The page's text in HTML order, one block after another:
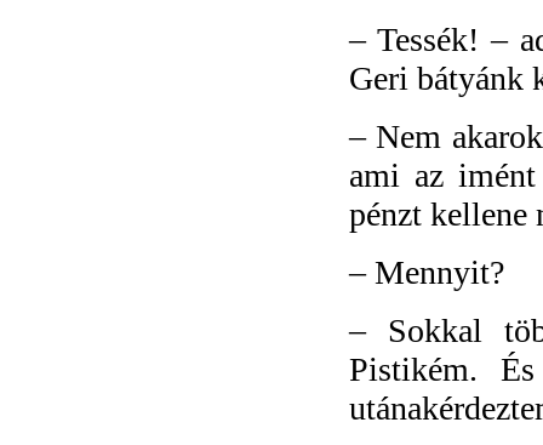
– Tessék! –
Geri bátyánk
–Nem
ami az
pénzt kellene
–Mennyit?
– Sokkal
Pistikém.